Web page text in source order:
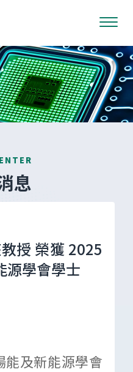
息
授 榮獲 2025
源學會學士
能及新能源學會